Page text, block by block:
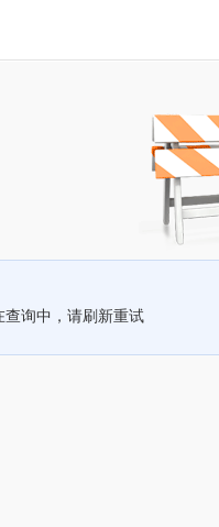
查询中，请刷新重试